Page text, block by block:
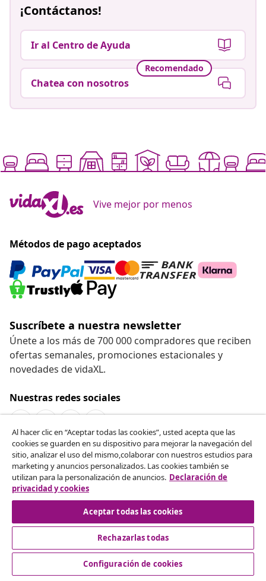
¡Contáctanos!
Ir al Centro de Ayuda
Recomendado
Chatea con nosotros
Vive mejor por menos
Métodos de pago aceptados
Suscríbete a nuestra newsletter
Únete a los más de 700 000 compradores que reciben
ofertas semanales, promociones estacionales y
novedades de vidaXL.
Nuestras redes sociales
Desistir del contrato
Solicita la cancelación de tu pedido.
Desistir del contrato
Servicio al Cliente
Al hacer clic en “Aceptar todas las cookies”, usted acepta que las
cookies se guarden en su dispositivo para mejorar la navegación del
sitio, analizar el uso del mismo,colaborar con nuestros estudios para
marketing y anuncios personalizados. Las cookies también se
utilizan para la personalización de anuncios. Declaración de
privacidad y cookies
Aceptar todas las cookies
Rechazarlas todas
Configuración de cookies